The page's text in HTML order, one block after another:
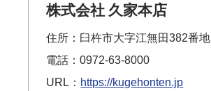
株式会社 久家本店
住所：臼杵市大字江無田382番地
電話：0972-63-8000
URL： https://kugehonten.jp